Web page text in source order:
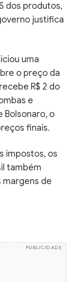
dos produtos,
justifica
uma
o preço da
R$ 2 do
e
Bolsonaro, o
finais.
impostos, os
também
margens de
PUBLICIDADE